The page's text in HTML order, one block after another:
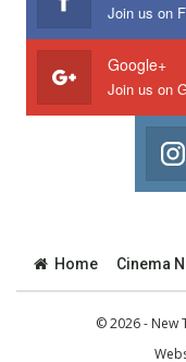
Google+
Join us on
Home Cinema
© 2026 - New